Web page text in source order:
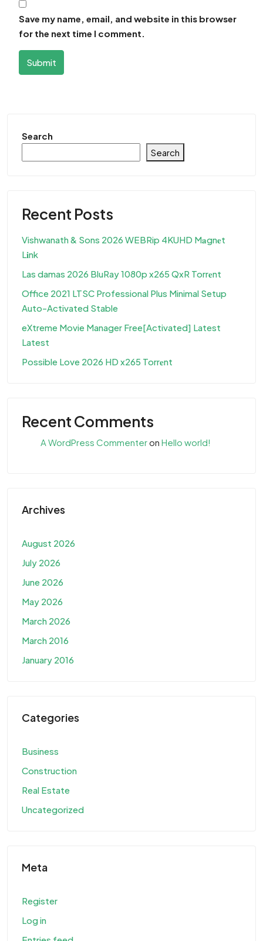
Save my name, email, and website in this browser
for the next time I comment.
Submit
Search
Search
Recent Posts
Vishwanath & Sons 2026 WEBRip 4KUHD M𝐚gn𝐞t
L𝐢nk
Las damas 2026 BluRay 1080p x265 QxR Torr𝐞nt
Office 2021 LTSC Professional Plus Minimal Setup
Auto-Activated Stable
eXtreme Movie Manager Free[Activated] Latest
Latest
Possible Love 2026 HD x265 Torr𝐞nt
Recent Comments
A WordPress Commenteron Hello world!
Archives
August 2026
July 2026
June 2026
May 2026
March 2026
March 2016
January 2016
Categories
Business
Construction
Real Estate
Uncategorized
Meta
Register
Log in